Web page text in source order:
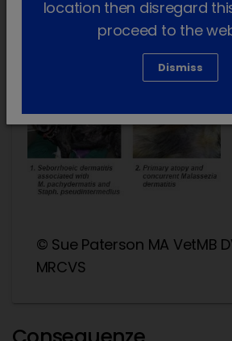
immunitario o una barriera
© Sue Paterson MA VetMB
MRCVS
location then disregard
proceed to the
Dismiss